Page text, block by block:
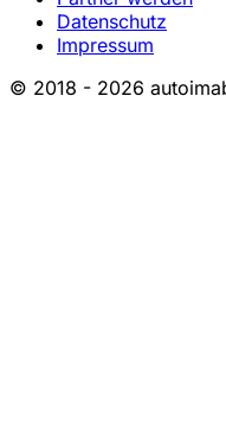
Datenschutz
Impressum
© 2018 - 2026